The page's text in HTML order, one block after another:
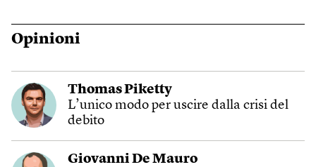
Opinioni
Thomas Piketty
L’unico modo per uscire dalla crisi del
debito
Giovanni De Mauro